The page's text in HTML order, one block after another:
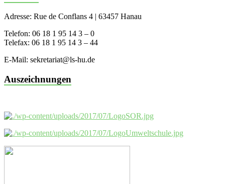
Adresse: Rue de Conflans 4 | 63457 Hanau
Telefon: 06 18 1 95 14 3 – 0
Telefax: 06 18 1 95 14 3 – 44
E-Mail: sekretariat@ls-hu.de
Auszeichnungen